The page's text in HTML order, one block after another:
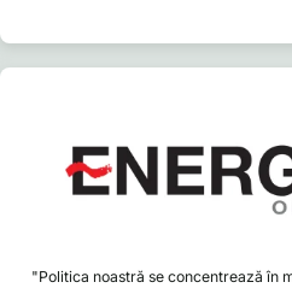
"Politica noastră se concentrează în